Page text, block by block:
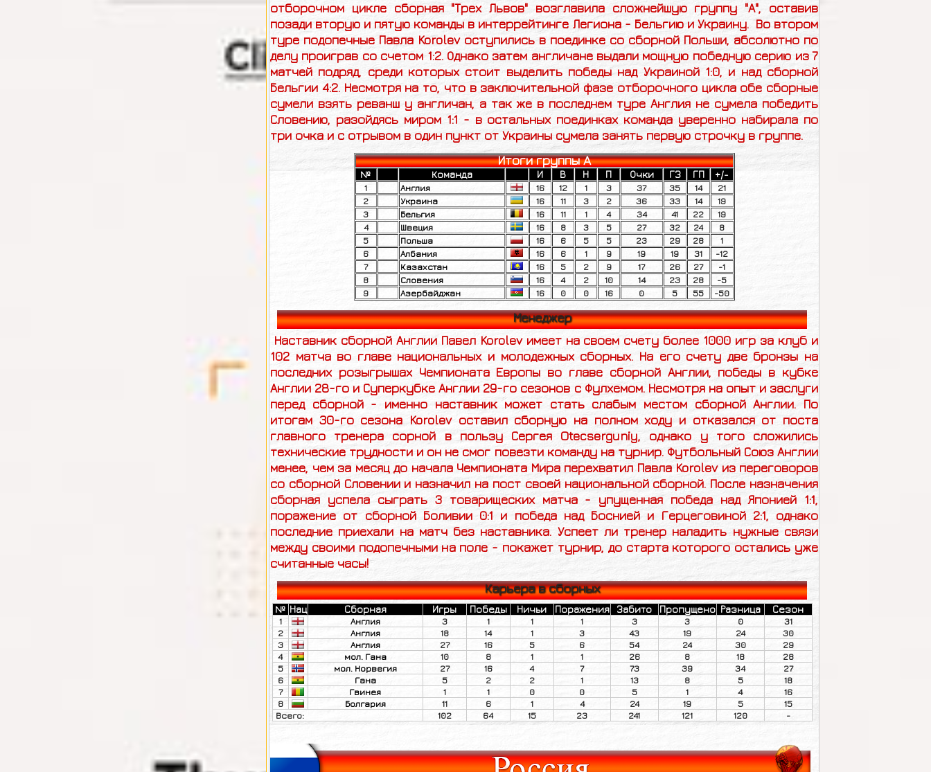
отборочном цикле сборная "Трех Львов" возглавила сложнейшую группу "А", оставив
позади вторую и пятую команды в интеррейтинге Легиона - Бельгию и Украину. Во втором
туре подопечные Павла Korolev оступились в поединке со сборной Польши, абсолютно по
делу проиграв со счетом 1:2. Однако затем англичане выдали мощную победную серию из 7
матчей подряд, среди которых стоит выделить победы над Украиной 1:0, и над сборной
Бельгии 4:2. Несмотря на то, что в заключительной фазе отборочного цикла обе сборные
сумели взять реванш у англичан, а так же в последнем туре Англия не сумела победить
Словению, разойдясь миром 1:1 - в остальных поединках команда уверенно набирала по
три очка и с отрывом в один пункт от Украины сумела занять первую строчку в группе.
Итоги группы A
№ Команда И В Н П Очки ГЗ ГП +/-
1 Англия 16 12 1 3 37 35 14
21
2
Украина 16 11 3 2 36 33 14
19
3
Бельгия 16 11 1 4 34 41 22
19
4
Швеция 16 8 3 5 27 32 24
8
5
Польша 16 6 5 5 23 29 28
1
6
Албания 16 6 1 9 19 19 31
-12
7
Казахстан 16 5 2 9 17 26 27
-1
8
Словения 16 4 2 10 14 23 28
-5
9
Азербайджан 16 0 0 16 0 5 55 -50
Менеджер
Наставник сборной Англии Павел Korolev имеет на своем счету более 1000 игр за клуб и
102 матча во главе национальных и молодежных сборных. На его счету две бронзы на
последних розыгрышах Чемпионата Европы во главе сборной Англии, победы в кубке
Англии 28-го и Суперкубке Англии 29-го сезонов с Фулхемом. Несмотря на опыт и заслуги
перед сборной - именно наставник может стать слабым местом сборной Англии. По
итогам 30-го сезона Korolev оставил сборную на полном ходу и отказался от поста
главного тренера сорной в пользу Сергея Otecserguniy, однако у того сложились
технические трудности и он не смог повезти команду на турнир. Футбольный Союз Англии
менее, чем за месяц до начала Чемпионата Мира перехватил Павла Korolev из переговоров
со сборной Словении и назначил на пост своей национальной сборной. После назначения
сборная успела сыграть 3 товарищеских матча - упущенная победа над Японией 1:1,
поражение от сборной Боливии 0:1 и победа над Боснией и Герцеговиной2:1, однако
последние приехали на матч без наставника. Успеет ли тренер наладить нужные связи
между своими подопечными на поле - покажет турнир, до старта которого остались уже
считанные часы!
Карьера в сборных
№ Нац Сборная Игры Победы Ничьи Поражения Забито Пропущено Разница Сезон
1 Англия 3 1 1 1 3 3 0
31
2
Англия 18 14 1 3 43 19 24
30
3
Англия 27 16 5 6 54 24 30
29
4
мол. Гана 10 8 1 1 26 8 18
28
5
мол. Норвегия 27 16 4 7 73 39 34
27
6
Гана 5 2 2 1 13 8 5
18
7
Гвинея 1 1 0 0 5 1 4
16
8
Болгария 11 6 1 4 24 19 5
15
Всего:
102 64 15 23 241 121 120 -